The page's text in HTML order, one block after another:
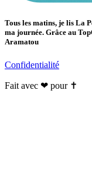
Tous les matins, je lis La
ma journée. Grâce au
Aramatou
Confidentialité
Fait avec ❤ pour ✝️️